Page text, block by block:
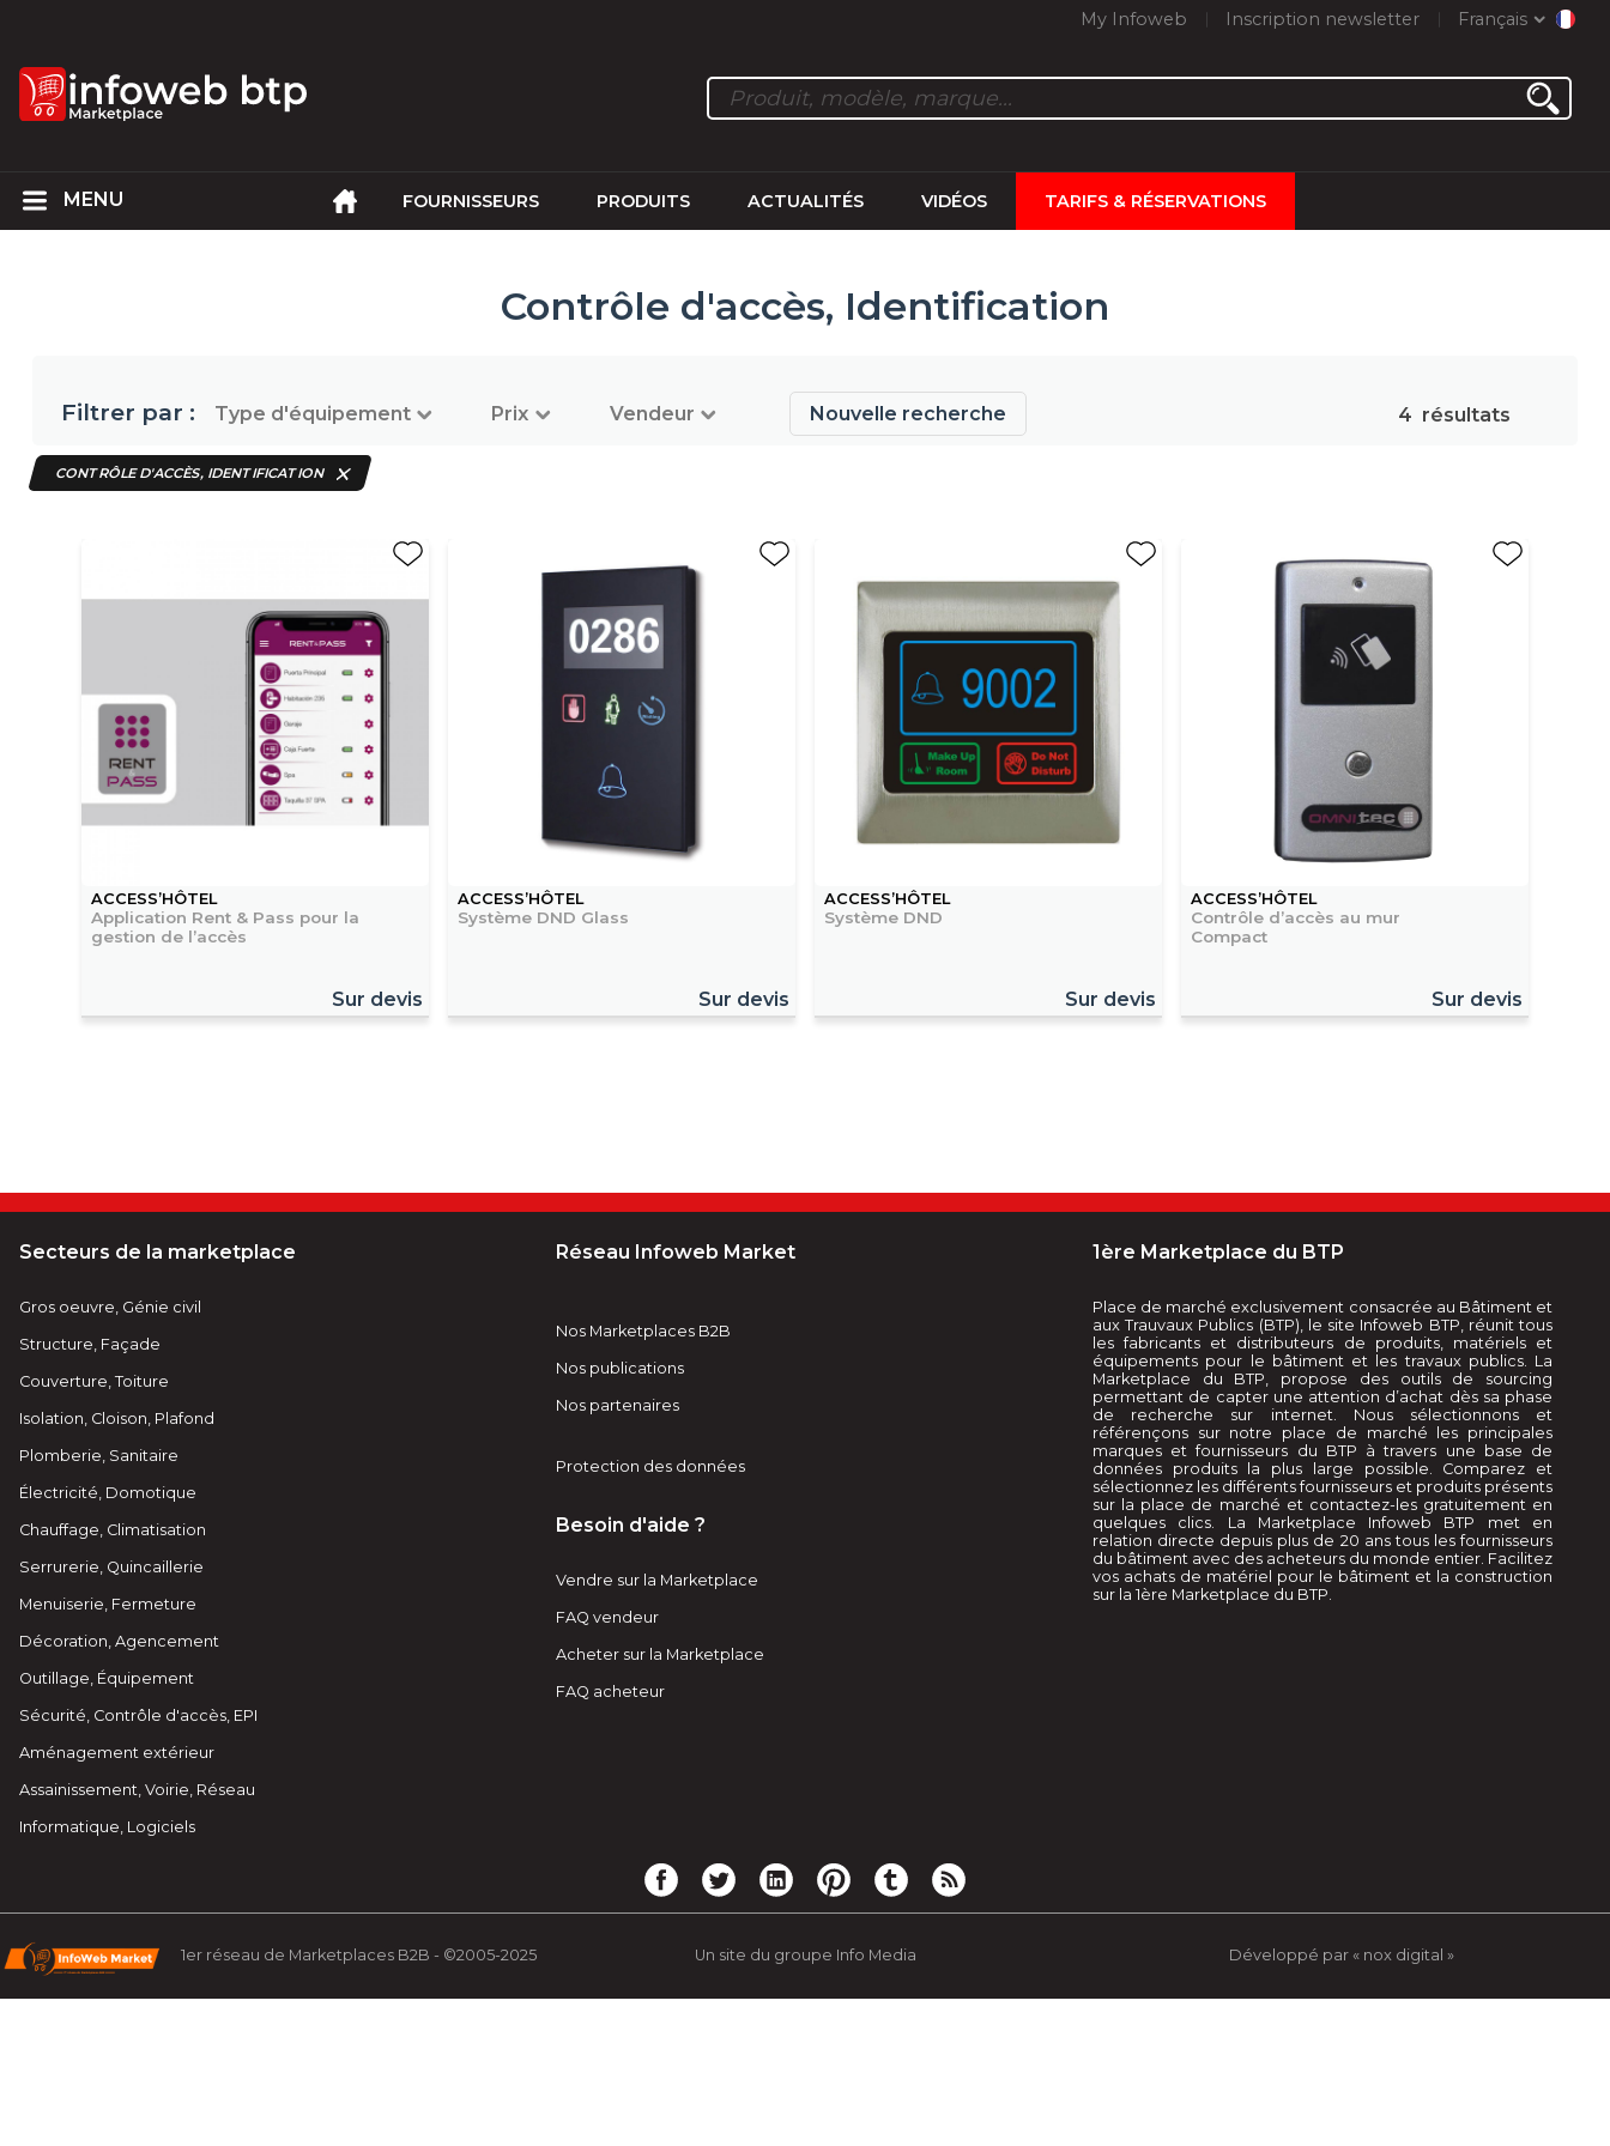
My Infoweb Inscription newsletter Français
FOURNISSEURS PRODUITS ACTUALITÉS VIDÉOS TARIFS & RÉSERVATIONS
Contrôle d'accès, Identification
Filtrer par : Type d'équipement Prix Vendeur 4 résultats
Nouvelle recherche
CONTRÔLE D'ACCÈS, IDENTIFICATION
ACCESS’HÔTEL
Application Rent & Pass pour la
gestion de l’accès
Sur devis
ACCESS’HÔTEL
Système DND Glass
Sur devis
ACCESS’HÔTEL
Système DND
Sur devis
ACCESS’HÔTEL
Contrôle d’accès au mur
Compact
Sur devis
Secteurs de la marketplace
Gros oeuvre, Génie civil
Structure, Façade
Couverture, Toiture
Isolation, Cloison, Plafond
Plomberie, Sanitaire
Électricité, Domotique
Chauffage, Climatisation
Serrurerie, Quincaillerie
Menuiserie, Fermeture
Décoration, Agencement
Outillage, Équipement
Sécurité, Contrôle d'accès, EPI
Aménagement extérieur
Assainissement, Voirie, Réseau
Informatique, Logiciels
Réseau Infoweb Market
Nos Marketplaces B2B
Nos publications
Nos partenaires
Protection des données
Besoin d'aide ?
Vendre sur la Marketplace
FAQ vendeur
Acheter sur la Marketplace
FAQ acheteur
1ère Marketplace du BTP
Place de marché exclusivement consacrée au Bâtiment et
aux Trauvaux Publics (BTP), le site Infoweb BTP, réunit tous
les fabricants et distributeurs de produits, matériels et
équipements pour le bâtiment et les travaux publics. La
Marketplace du BTP, propose des outils de sourcing
permettant de capter une attention d’achat dès sa phase
de recherche sur internet. Nous sélectionnons et
référençons sur notre place de marché les principales
marques et fournisseurs du BTP à travers une base de
données produits la plus large possible. Comparez et
sélectionnez les différents fournisseurs et produits présents
sur la place de marché et contactez-les gratuitement en
quelques clics. La Marketplace Infoweb BTP met en
relation directe depuis plus de 20 ans tous les fournisseurs
du bâtiment avec des acheteurs du monde entier. Facilitez
vos achats de matériel pour le bâtiment et la construction
sur la 1ère Marketplace du BTP.
1er réseau de Marketplaces B2B - ©2005-2025 Un site du groupe Info Media Développé par « nox digital »